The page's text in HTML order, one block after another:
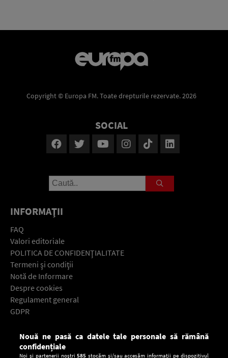
Copyright © Europa FM. Toate drepturile rezervate. 2026
SOCIAL
INFORMAŢII
FAQ
Valori editoriale
POLITICA DE CONFIDENŢIALITATE
Termeni şi condiţii
Notă de Informare
Despre cookies
Regulament general
GDPR
Descarcă gratuit aplicaţia Europa FM pentru smartphone:
Nouă ne pasă ca datele tale personale să rămână
confidențiale
Noi și partenerii noștri585 stocăm și/sau accesăm informații pe dispozitivul